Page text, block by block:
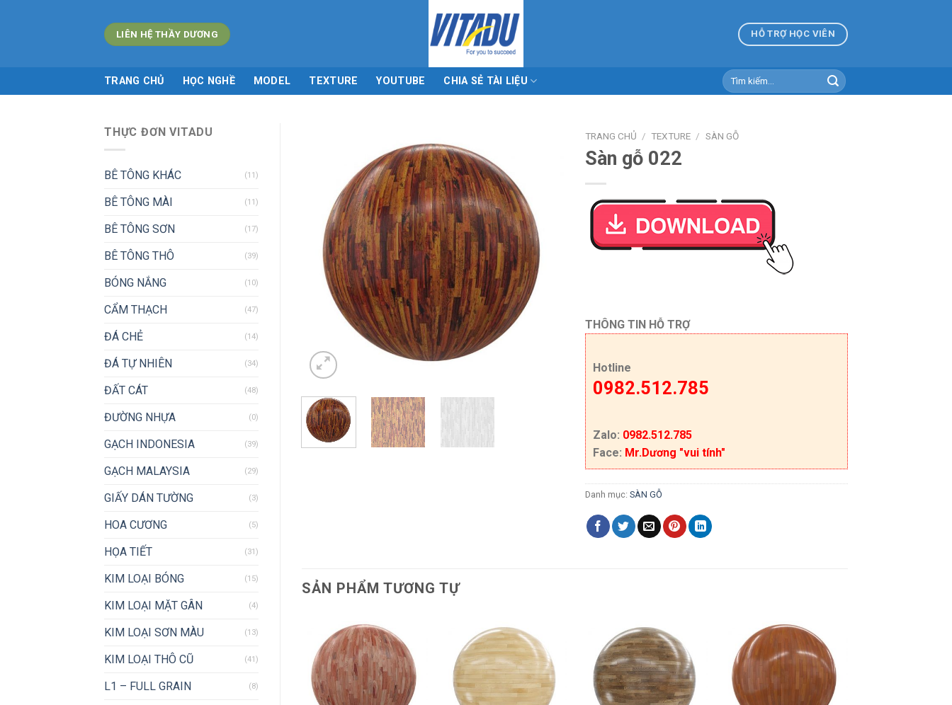
LIÊN HỆ THẦY DƯƠNG HỖ TRỢ HỌC VIÊN
TRANG CHỦ HỌC NGHỀ MODEL TEXTURE YOUTUBE CHIA SẺ TÀI LIỆU
Tìm
kiếm:
THỰC ĐƠN VITADU
BÊ TÔNG KHÁC (11)
BÊ TÔNG MÀI (11)
BÊ TÔNG SƠN (17)
BÊ TÔNG THÔ (39)
BÓNG NẮNG (10)
CẨM THẠCH (47)
ĐÁ CHẺ (14)
ĐÁ TỰ NHIÊN (34)
ĐẤT CÁT (48)
ĐƯỜNG NHỰA (0)
GẠCH INDONESIA (39)
GẠCH MALAYSIA (29)
GIẤY DÁN TƯỜNG (3)
HOA CƯƠNG (5)
HỌA TIẾT (31)
KIM LOẠI BÓNG (15)
KIM LOẠI MẶT GÂN (4)
KIM LOẠI SƠN MÀU (13)
KIM LOẠI THÔ CŨ (41)
L1 – FULL GRAIN (8)
TRANG CHỦ / TEXTURE / SÀN GỖ
Sàn gỗ 022
THÔNG TIN HỖ TRỢ
Hotline
0982.512.785
Zalo: 0982.512.785
Face: Mr.Dương "vui tính"
Danh mục:SÀN GỖ
SẢN PHẨM TƯƠNG TỰ